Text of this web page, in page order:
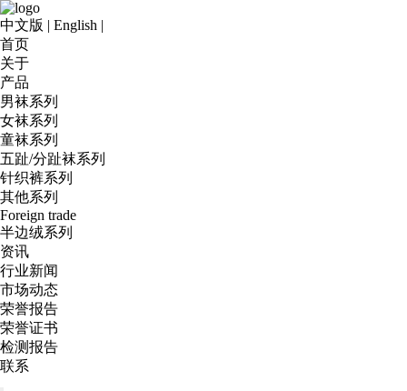
中文版 | English |
首页
关于
产品
男袜系列
女袜系列
童袜系列
五趾/分趾袜系列
针织裤系列
其他系列
Foreign trade
半边绒系列
资讯
行业新闻
市场动态
荣誉报告
荣誉证书
检测报告
联系